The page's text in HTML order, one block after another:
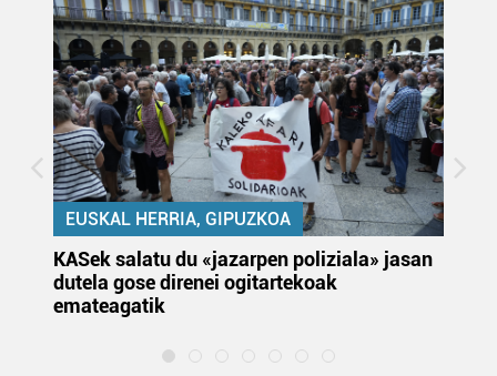
EUSKAL HERRIA, GIPUZKOA
KASek salatu du «jazarpen poliziala» jasan
dutela gose direnei ogitartekoak
emateagatik